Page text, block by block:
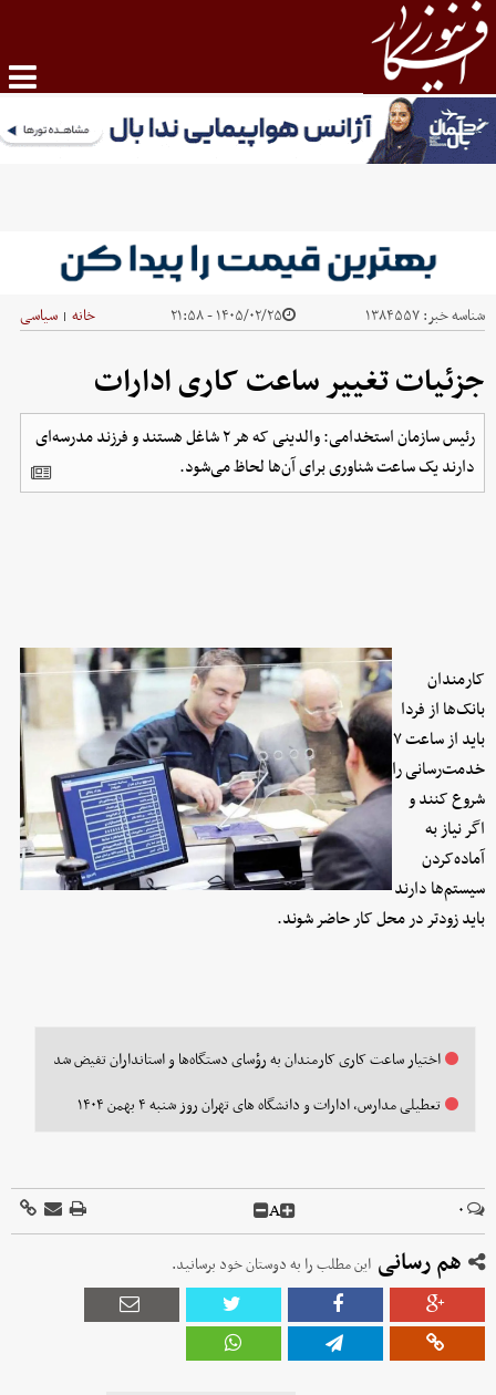
شناسه خبر:۱۳۸۴۵۵۷ ۱۴۰۵/۰۲/۲۵ - ۲۱:۵۸ خانه | سیاسی
جزئیات تغییر ساعت کاری ادارات
رئیس سازمان استخدامی: والدینی که هر ۲ شاغل هستند و فرزند مدرسه‌ای
دارند یک ساعت شناوری برای آن‌ها لحاظ می‌شود.
کارمندان
بانک‌ها از فردا
باید از ساعت ۷
خدمت‌رسانی را
شروع کنند و
اگر نیاز به
آماده‌کردن
سیستم‌ها دارند
باید زودتر در محل کار حاضر شوند.
اختیار ساعت کاری کارمندان به رؤسای دستگاه‌ها و استانداران تفیض شد
تعطیلی مدارس، ادارات و دانشگاه های تهران روز شنبه ۴ بهمن ۱۴۰۴
۰ A
هم رسانی این مطلب را به دوستان خود برسانید.